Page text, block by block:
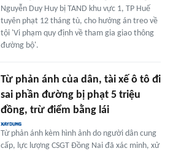
Nguyễn Duy Huy bị TAND khu vực 1, TP Huế
tuyên phạt 12 tháng tù, cho hưởng án treo về
tội 'Vi phạm quy định về tham gia giao thông
đường bộ'.
Từ phản ánh của dân, tài xế ô tô đi
sai phần đường bị phạt 5 triệu
đồng, trừ điểm bằng lái
Từ phản ánh kèm hình ảnh do người dân cung
cấp, lực lượng CSGT Đồng Nai đã xác minh, xử